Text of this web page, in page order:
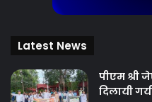
Latest News
पीएम श्री
दिलायी